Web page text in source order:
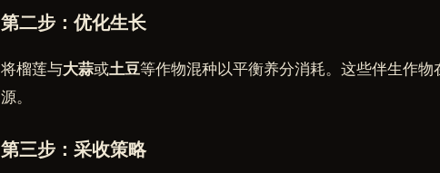
第二步：优化生长
将榴莲与大蒜或土豆等作物混种以平衡养分消耗。这些伴生作
源。
第三步：采收策略